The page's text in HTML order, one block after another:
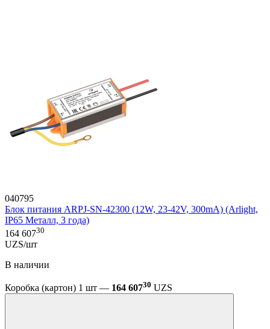
040795
Блок питания ARPJ-SN-42300 (12W, 23-42V, 300mA) (Arlight,
IP65 Металл, 3 года)
164 60730
UZS/шт
В наличии
Коробка (картон) 1 шт — 164 60730 UZS